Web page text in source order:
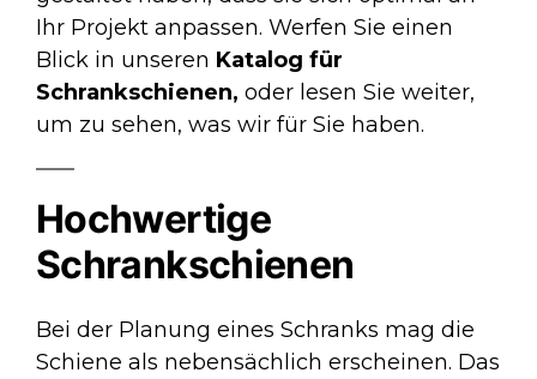
Ihr Projekt anpassen. Werfen Sie einen
Blick in unseren Katalog für
Schrankschienen, oder lesen Sie weiter,
um zu sehen, was wir für Sie haben.
Hochwertige
Schrankschienen
Bei der Planung eines Schranks mag die
Schiene als nebensächlich erscheinen. Das